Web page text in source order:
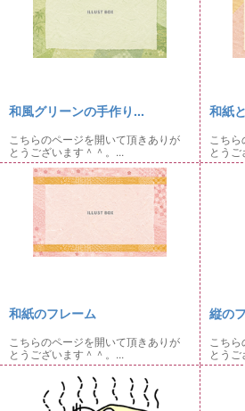
和風グリーンの手作り...
こちらのページを開いて頂きありが
とうございます＾＾。...
和紙
こち
とう
和紙のフレーム
こちらのページを開いて頂きありが
とうございます＾＾。...
縦の
こち
とう